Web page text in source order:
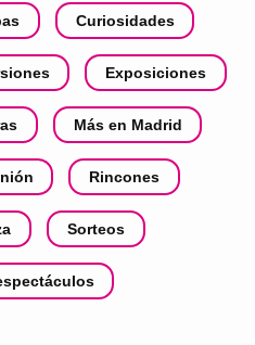
Curiosidades
Exposiciones
Más en Madrid
Rincones
Sorteos